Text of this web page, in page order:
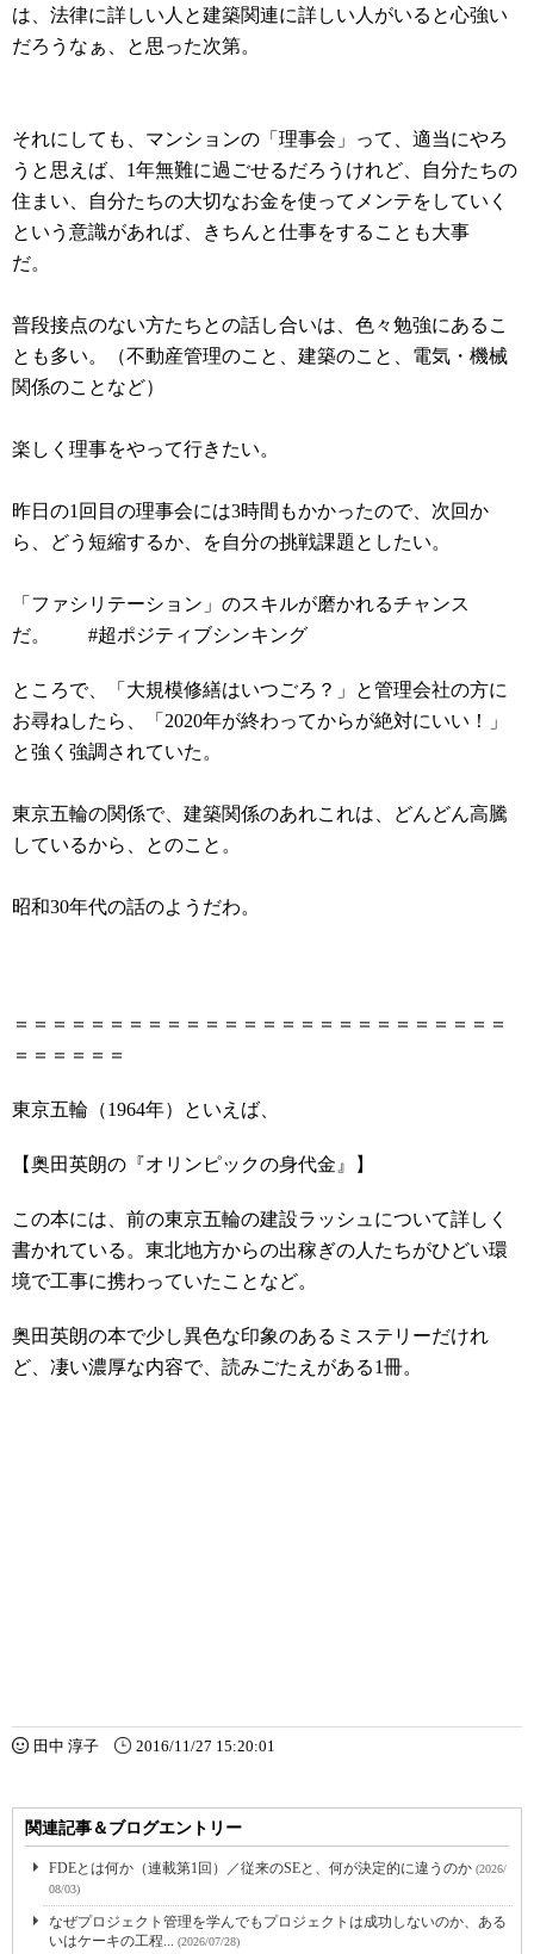
は、法律に詳しい人と建築関連に詳しい人がいると心強い
だろうなぁ、と思った次第。
それにしても、マンションの「理事会」って、適当にやろ
うと思えば、1年無難に過ごせるだろうけれど、自分たちの
住まい、自分たちの大切なお金を使ってメンテをしていく
という意識があれば、きちんと仕事をすることも大事
だ。
普段接点のない方たちとの話し合いは、色々勉強にあるこ
とも多い。（不動産管理のこと、建築のこと、電気・機械
関係のことなど）
楽しく理事をやって行きたい。
昨日の1回目の理事会には3時間もかかったので、次回か
ら、どう短縮するか、を自分の挑戦課題としたい。
「ファシリテーション」のスキルが磨かれるチャンス
だ。 #超ポジティブシンキング
ところで、「大規模修繕はいつごろ？」と管理会社の方に
お尋ねしたら、「2020年が終わってからが絶対にいい！」
と強く強調されていた。
東京五輪の関係で、建築関係のあれこれは、どんどん高騰
しているから、とのこと。
昭和30年代の話のようだわ。
＝＝＝＝＝＝＝＝＝＝＝＝＝＝＝＝＝＝＝＝＝＝＝＝＝＝
＝＝＝＝＝＝
東京五輪（1964年）といえば、
【奥田英朗の『オリンピックの身代金』】
この本には、前の東京五輪の建設ラッシュについて詳しく
書かれている。東北地方からの出稼ぎの人たちがひどい環
境で工事に携わっていたことなど。
奥田英朗の本で少し異色な印象のあるミステリーだけれ
ど、凄い濃厚な内容で、読みごたえがある1冊。
田中 淳子 2016/11/27 15:20:01
関連記事＆ブログエントリー
FDEとは何か（連載第1回）／従来のSEと、何が決定的に違うのか (2026/
08/03)
なぜプロジェクト管理を学んでもプロジェクトは成功しないのか、ある
いはケーキの工程... (2026/07/28)